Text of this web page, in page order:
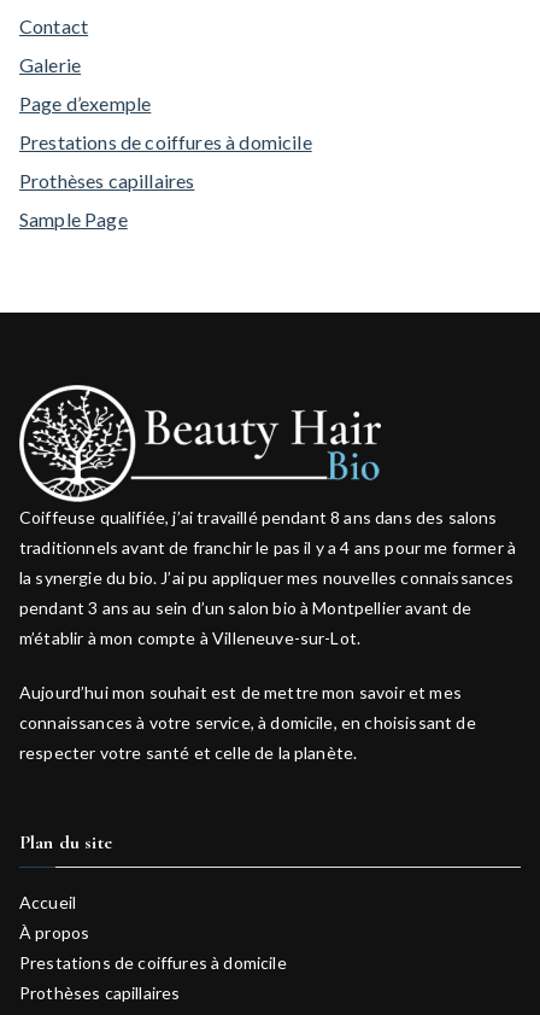
Contact
Galerie
Page d’exemple
Prestations de coiffures à domicile
Prothèses capillaires
Sample Page
Coiffeuse qualifiée, j’ai travaillé pendant 8 ans dans des salons
traditionnels avant de franchir le pas il y a 4 ans pour me former à
la synergie du bio. J’ai pu appliquer mes nouvelles connaissances
pendant 3 ans au sein d’un salon bio à Montpellier avant de
m’établir à mon compte à Villeneuve-sur-Lot.
Aujourd’hui mon souhait est de mettre mon savoir et mes
connaissances à votre service, à domicile, en choisissant de
respecter votre santé et celle de la planète.
Plan du site
Accueil
À propos
Prestations de coiffures à domicile
Prothèses capillaires